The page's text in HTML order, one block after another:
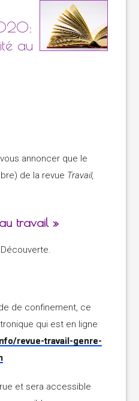
au
annoncer que le
de la revue Travail,
travail »
de confinement, ce
qui est en ligne
revue-travail-genre-
et sera accessible